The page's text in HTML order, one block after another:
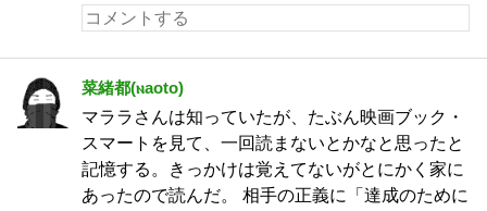
菜緒都(ⲛaoto)
マララさんは知っていたが、たぶん映画ブック・
スマートを見て、一回読まないとかなと思ったと
記憶する。きっかけは覚えてないがとにかく家に
あったので読んだ。 相手の正義に「達成のために